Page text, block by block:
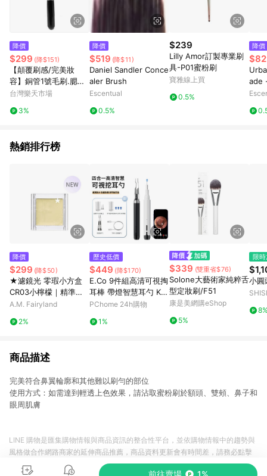
降價
$299 (降$151)
【顛覆刷感/完美妝
容】銅管1號毛刷.腮紅
刷.修容刷-短柄(單支)
台灣樂天市場
3%
降價
$519 (降$11)
Daniel Sandler Conce
aler Brush
Escentual
0.5%
$239
Lilly Amor訂製專業刷
具-P01蜜粉刷
寶雅線上買
0.5%
降價
ade
ncil
熱銷排行榜
降價
$299 (降$50)
★濾鏡光 零瑕小方盒
CR03小檸檬｜精準校
色
A.M. Fairyland
2%
歷史低價
$449 (降$170)
E.Co 9件組高清可視掏
耳棒 帶燈智慧耳勺 KS-
16
PChome 24h購物
1%
$339 (雙重省$76)
Solone大藝術家純粹舌
型定妝刷/F51
康是美網購eShop
5%
限
小圓
商品描述
完美符合鼻翼輪廓和其他難以刷勻的部位
使用方式：如需達到輕透上色效果，請沾取蜜粉刷於額頭、雙頰、鼻子和
眼周肌膚
前往賣場 1%
LINE 購物是匯集購物情報與商品資訊的整合性平台，並依購物情報中的趨勢與
風格做合作網路商家的延伸商品推薦，商品資料更新會有時間差，請務必點擊
商品至各合作網路商家，確認現售價與購物條件，一切資訊以合作廠商網頁為